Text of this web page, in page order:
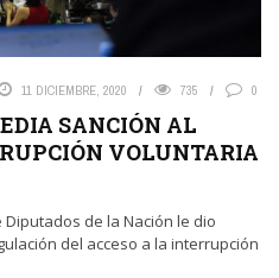
11 DICIEMBRE, 2020 735 0
SANCIÓN AL
VOLUNTARIA
de la Nación le dio
del acceso a la interrupción